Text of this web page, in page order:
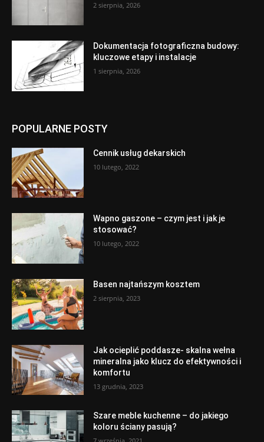
2 sierpnia, 2026
Dokumentacja fotograficzna budowy:
kluczowe etapy i instalacje
1 sierpnia, 2026
POPULARNE POSTY
Cennik usług dekarskich
10 lutego, 2022
Wapno gaszone – czym jest i jak je
stosować?
10 lutego, 2022
Basen najtańszym kosztem
2 sierpnia, 2023
Jak ocieplić poddasze- skalna wełna
mineralna jako klucz do efektywności i
komfortu
13 grudnia, 2023
Szare meble kuchenne – do jakiego
koloru ściany pasują?